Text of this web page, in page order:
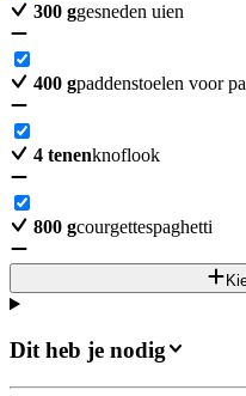
300 ggesneden uien
400 gpaddenstoelen voor
4 tenenknoflook
800 gcourgettespaghetti
Dit heb je nodig